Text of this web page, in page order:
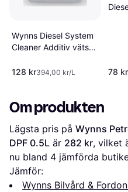
Wynns Diesel System
Cleaner Additiv vätska
128 kr394,00 kr/L 78 kr
Om produkten
Lägsta pris på Wynns
DPF 0.5L är 282 kr, vilket
nu bland 4 jämförda
Jämför:
Wynns Bilvård &